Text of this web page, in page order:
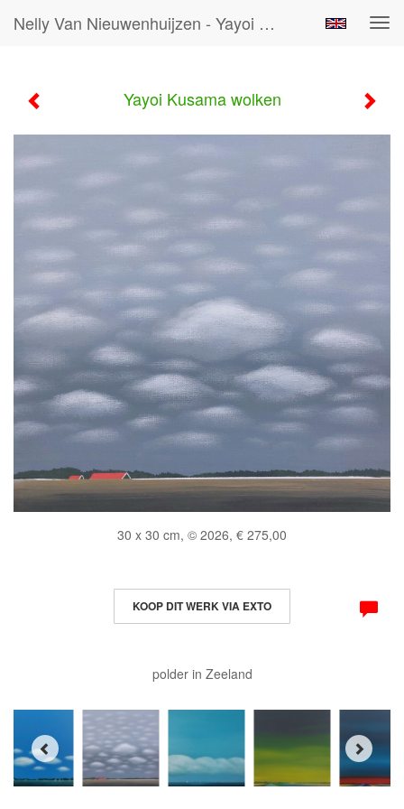
Nelly Van Nieuwenhuijzen - Yayoi Kusama Wolken
Yayoi Kusama wolken
30 x 30 cm, © 2026, € 275,00
KOOP DIT WERK VIA EXTO
polder in Zeeland